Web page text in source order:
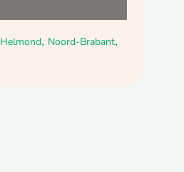
Helmond, Noord-Brabant,